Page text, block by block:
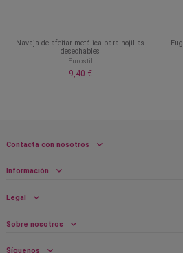
Navaja de afeitar metálica para hojillas
desechables
Eurostil
9,40 €
Contacta con nosotros
Información
Legal
Sobre nosotros
Síguenos